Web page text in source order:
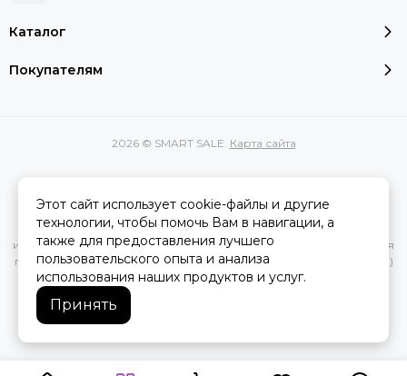
Каталог
Покупателям
2026 © SMART SALE. Карта сайта
Вся представленная на сайте информация, касающаяся
характеристик, стоимости товаров и услуг, носит
информационный характер и ни при каких условиях не является
публичной офертой, определяемой положениями Статьи 437(2)
Гражданского кодекса РФ.
Этот сайт использует cookie-файлы и другие
технологии, чтобы помочь Вам в навигации, а
также для предоставления лучшего
пользовательского опыта и анализа
использования наших продуктов и услуг.
Принять